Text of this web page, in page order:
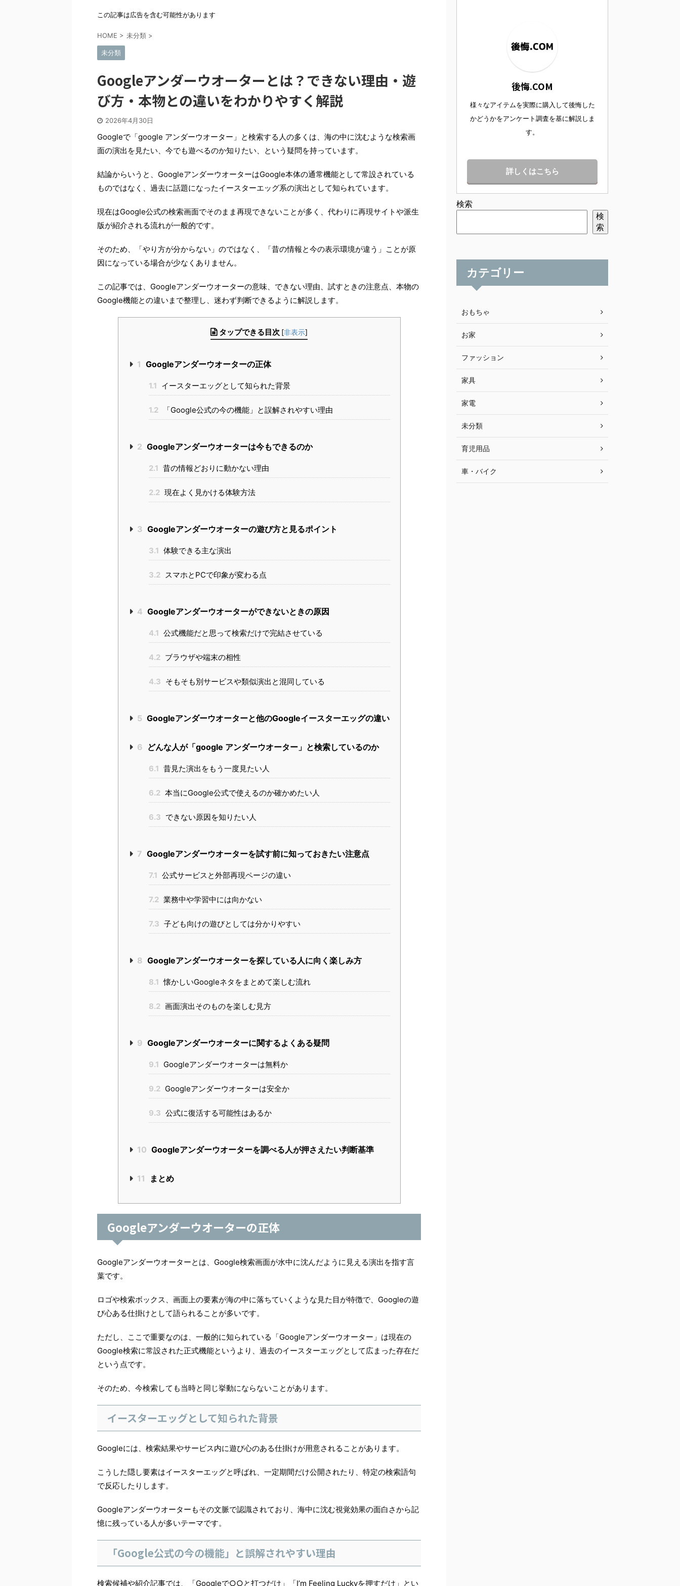
この記事は広告を含む可能性があります
HOME > 未分類 >
未分類
Googleアンダーウオーターとは？できない理由・遊
び方・本物との違いをわかりやすく解説
2026年4月30日
Googleで「google アンダーウオーター」と検索する人の多くは、海の中に沈むような検索画
面の演出を見たい、今でも遊べるのか知りたい、という疑問を持っています。
結論からいうと、GoogleアンダーウオーターはGoogle本体の通常機能として常設されている
ものではなく、過去に話題になったイースターエッグ系の演出として知られています。
現在はGoogle公式の検索画面でそのまま再現できないことが多く、代わりに再現サイトや派生
版が紹介される流れが一般的です。
そのため、「やり方が分からない」のではなく、「昔の情報と今の表示環境が違う」ことが原
因になっている場合が少なくありません。
この記事では、Googleアンダーウオーターの意味、できない理由、試すときの注意点、本物の
Google機能との違いまで整理し、迷わず判断できるように解説します。
タップできる目次 [非表示]
1 Googleアンダーウオーターの正体
1.1 イースターエッグとして知られた背景
1.2 「Google公式の今の機能」と誤解されやすい理由
2 Googleアンダーウオーターは今もできるのか
2.1 昔の情報どおりに動かない理由
2.2 現在よく見かける体験方法
3 Googleアンダーウオーターの遊び方と見るポイント
3.1 体験できる主な演出
3.2 スマホとPCで印象が変わる点
4 Googleアンダーウオーターができないときの原因
4.1 公式機能だと思って検索だけで完結させている
4.2 ブラウザや端末の相性
4.3 そもそも別サービスや類似演出と混同している
5 Googleアンダーウオーターと他のGoogleイースターエッグの違い
6 どんな人が「google アンダーウオーター」と検索しているのか
6.1 昔見た演出をもう一度見たい人
6.2 本当にGoogle公式で使えるのか確かめたい人
6.3 できない原因を知りたい人
7 Googleアンダーウオーターを試す前に知っておきたい注意点
7.1 公式サービスと外部再現ページの違い
7.2 業務中や学習中には向かない
7.3 子ども向けの遊びとしては分かりやすい
8 Googleアンダーウオーターを探している人に向く楽しみ方
8.1 懐かしいGoogleネタをまとめて楽しむ流れ
8.2 画面演出そのものを楽しむ見方
9 Googleアンダーウオーターに関するよくある疑問
9.1 Googleアンダーウオーターは無料か
9.2 Googleアンダーウオーターは安全か
9.3 公式に復活する可能性はあるか
10 Googleアンダーウオーターを調べる人が押さえたい判断基準
11 まとめ
Googleアンダーウオーターの正体
Googleアンダーウオーターとは、Google検索画面が水中に沈んだように見える演出を指す言
葉です。
ロゴや検索ボックス、画面上の要素が海の中に落ちていくような見た目が特徴で、Googleの遊
び心ある仕掛けとして語られることが多いです。
ただし、ここで重要なのは、一般的に知られている「Googleアンダーウオーター」は現在の
Google検索に常設された正式機能というより、過去のイースターエッグとして広まった存在だ
という点です。
そのため、今検索しても当時と同じ挙動にならないことがあります。
イースターエッグとして知られた背景
Googleには、検索結果やサービス内に遊び心のある仕掛けが用意されることがあります。
こうした隠し要素はイースターエッグと呼ばれ、一定期間だけ公開されたり、特定の検索語句
で反応したりします。
Googleアンダーウオーターもその文脈で認識されており、海中に沈む視覚効果の面白さから記
憶に残っている人が多いテーマです。
「Google公式の今の機能」と誤解されやすい理由
検索候補や紹介記事では、「Googleで○○と打つだけ」「I’m Feeling Luckyを押すだけ」とい
後悔.COM
様々なアイテムを実際に購入して後悔した
かどうかをアンケート調査を基に解説しま
す。
詳しくはこちら
検索
検
索
カテゴリー
おもちゃ
お家
ファッション
家具
家電
未分類
育児用品
車・バイク